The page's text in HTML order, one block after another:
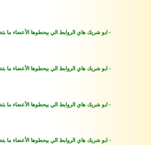
- ابو شريك هاي الروابط الي بيحطوها الأعضاء
- ابو شريك هاي الروابط الي بيحطوها الأعضاء
- ابو شريك هاي الروابط الي بيحطوها الأعضاء
- ابو شريك هاي الروابط الي بيحطوها الأعضاء